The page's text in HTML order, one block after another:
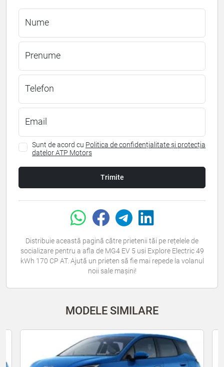
Nume
Prenume
Telefon
Email
Sunt de acord cu Politica de confidențialitate și protecția
datelor ATP Motors
Trimite
Distribuie această pagină către prietenii tăi pe rețelele de
socializare pentru a afla de MG4 EV 5 usi Explore Electric 49
kWh 170 CP AT. Ajută un prieten să fie mai repede la volanul
noii sale mașini!
MODELE SIMILARE